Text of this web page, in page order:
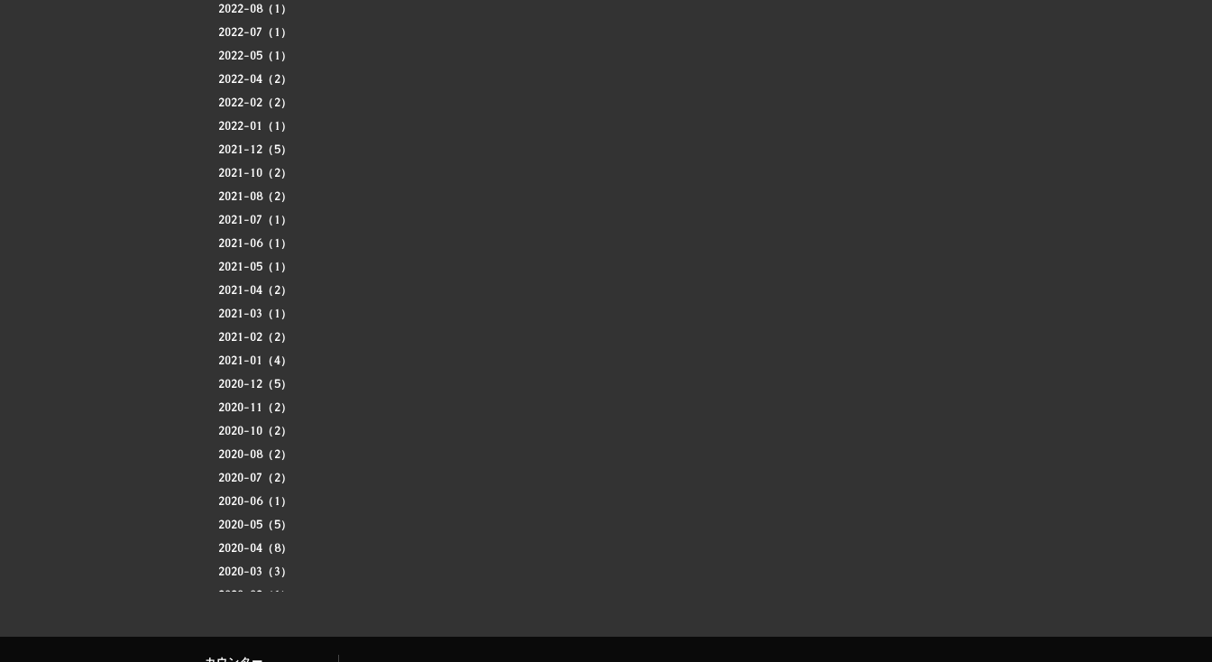
2022-08（1）
2022-07（1）
2022-05（1）
2022-04（2）
2022-02（2）
2022-01（1）
2021-12（5）
2021-10（2）
2021-08（2）
2021-07（1）
2021-06（1）
2021-05（1）
2021-04（2）
2021-03（1）
2021-02（2）
2021-01（4）
2020-12（5）
2020-11（2）
2020-10（2）
2020-08（2）
2020-07（2）
2020-06（1）
2020-05（5）
2020-04（8）
2020-03（3）
2020-02（1）